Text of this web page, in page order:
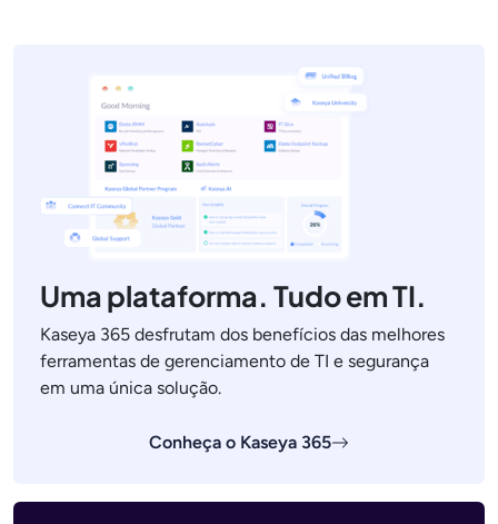
Uma plataforma. Tudo em TI.
Kaseya 365 desfrutam dos benefícios das melhores
ferramentas de gerenciamento de TI e segurança
em uma única solução.
Conheça o Kaseya 365